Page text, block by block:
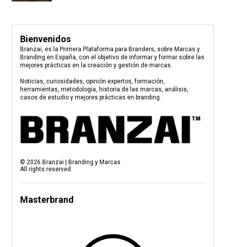
Bienvenidos
Branzai, es la Primera Plataforma para Branders, sobre Marcas y
Branding en España, con el objetivo de informar y formar sobre las
mejores prácticas en la creación y gestión de marcas.
Noticias, curiosidades, opinión expertos, formación,
herramientas, metodología, historia de las marcas, análisis,
casos de estudio y mejores prácticas en branding.
© 2026 Branzai | Branding y Marcas
All rights reserved.
Masterbrand